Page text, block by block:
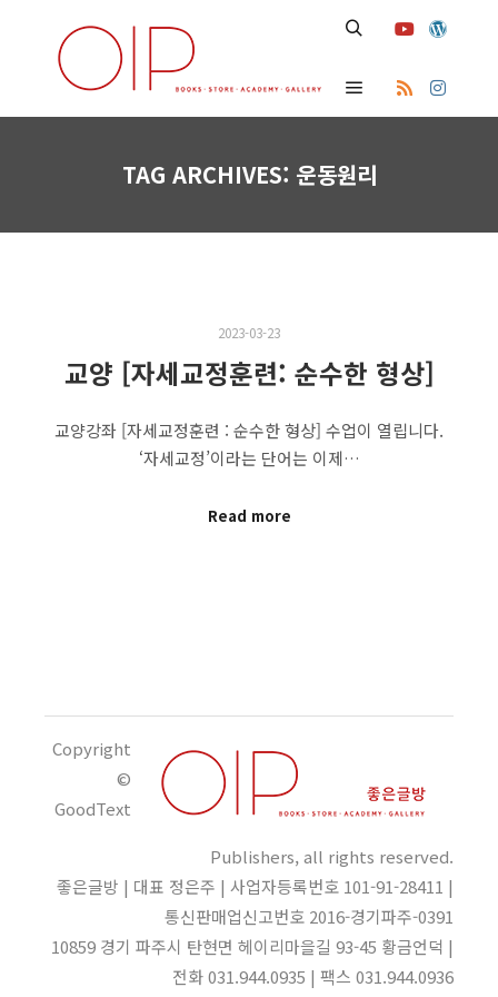
Main menu
TAG ARCHIVES: 운동원리
2023-03-23
교양 [자세교정훈련: 순수한 형상]
교양강좌 [자세교정훈련 : 순수한 형상] 수업이 열립니다.
‘자세교정’이라는 단어는 이제…
Read more
Copyright
©
GoodText
Publishers, all rights reserved.
좋은글방 | 대표 정은주 | 사업자등록번호 101-91-28411 |
통신판매업신고번호 2016-경기파주-0391
10859 경기 파주시 탄현면 헤이리마을길 93-45 황금언덕 |
전화 031.944.0935 | 팩스 031.944.0936